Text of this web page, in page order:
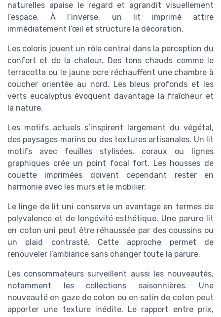
naturelles apaise le regard et agrandit visuellement
l’espace. À l’inverse, un lit imprimé attire
immédiatement l’œil et structure la décoration.
Les coloris jouent un rôle central dans la perception du
confort et de la chaleur. Des tons chauds comme le
terracotta ou le jaune ocre réchauffent une chambre à
coucher orientée au nord. Les bleus profonds et les
verts eucalyptus évoquent davantage la fraîcheur et
la nature.
Les motifs actuels s’inspirent largement du végétal,
des paysages marins ou des textures artisanales. Un lit
motifs avec feuilles stylisées, coraux ou lignes
graphiques crée un point focal fort. Les housses de
couette imprimées doivent cependant rester en
harmonie avec les murs et le mobilier.
Le linge de lit uni conserve un avantage en termes de
polyvalence et de longévité esthétique. Une parure lit
en coton uni peut être réhaussée par des coussins ou
un plaid contrasté. Cette approche permet de
renouveler l’ambiance sans changer toute la parure.
Les consommateurs surveillent aussi les nouveautés,
notamment les collections saisonnières. Une
nouveauté en gaze de coton ou en satin de coton peut
apporter une texture inédite. Le rapport entre prix,